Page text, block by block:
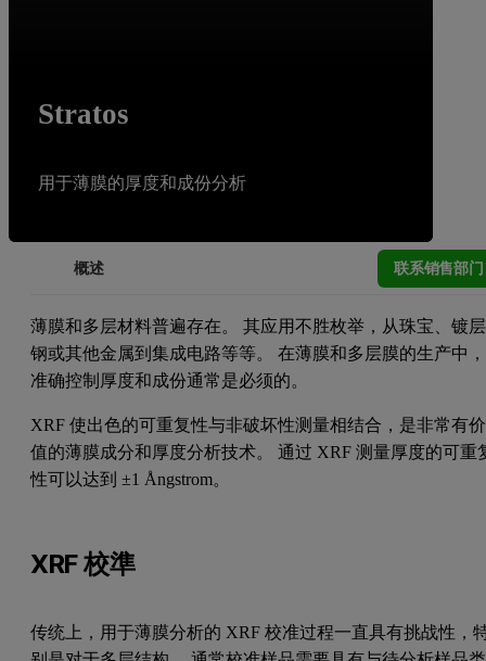
Stratos
用于薄膜的厚度和成份分析
概述 联系销售部门
薄膜和多层材料普遍存在。 其应用不胜枚举，从珠宝、镀层
钢或其他金属到集成电路等等。 在薄膜和多层膜的生产中，
准确控制厚度和成份通常是必须的。
XRF 使出色的可重复性与非破坏性测量相结合，是非常有价
值的薄膜成分和厚度分析技术。 通过 XRF 测量厚度的可重
性可以达到 ±1 Ångstrom。
XRF 校準
传统上，用于薄膜分析的 XRF 校准过程一直具有挑战性，